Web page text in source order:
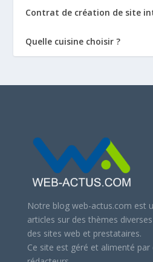
Contrat de création de site
Quelle cuisine choisir ?
Notre blog web-actus.com est
articles sur des thèmes
des sites web et prestataires.
Ce site est géré et alimenté par